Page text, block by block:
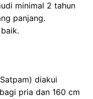
minimal 2 tahun
panjang.
diakui
pria dan 160 cm